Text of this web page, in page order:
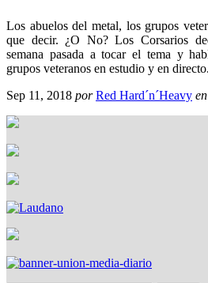
Los abuelos del metal, los grupos
que decir. ¿O No? Los Corsarios
semana pasada a tocar el tema y
grupos veteranos en estudio y en directo.
Sep 11, 2018 por Red Hard´n´Heavy en